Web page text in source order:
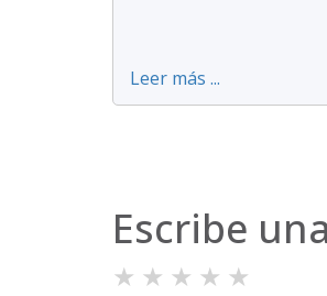
Leer más ...
Escribe
★ ★ ★ ★ ★